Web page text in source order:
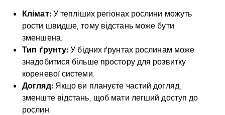
Клімат:У тепліших регіонах рослини можуть
рости швидше, тому відстань може бути
зменшена.
Тип ґрунту: У бідних ґрунтах рослинам може
знадобитися більше простору для розвитку
кореневої системи.
Догляд:Якщо ви плануєте частий догляд,
зменште відстань, щоб мати легший доступ до
рослин.